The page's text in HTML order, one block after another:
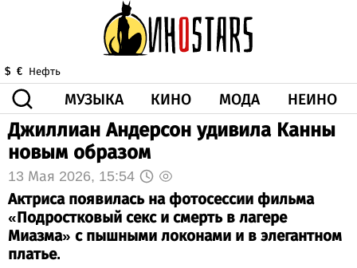
$ € Нефть
МУЗЫКА КИНО МОДА НЕИНО
ЗДОРОВЬЕ КОРОНА
ВИДЕО
ГОРОСКОП
Джиллиан Андерсон удивила Канны
новым образом
13 Мая 2026, 15:54
Актриса появилась на фотосессии фильма
«Подростковый секс и смерть в лагере
Миазма» с пышными локонами и в элегантном
платье.